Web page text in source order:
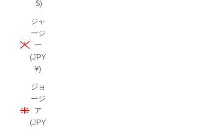
$)
ジャ
ージ
ー
(JPY
¥)
ジョ
ージ
ア
(JPY